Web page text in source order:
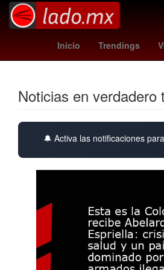
Inicio Trendings
Morena Juegos
Noticias en
🔔 Activa las notificaciones